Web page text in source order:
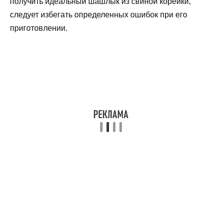
следует избегать определенных ошибок при его
приготовлении.